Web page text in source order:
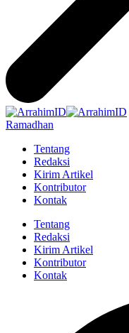
Ramadhan
Tentang
Redaksi
Kirim Artikel
Kontributor
Kontak
Tentang
Redaksi
Kirim Artikel
Kontributor
Kontak